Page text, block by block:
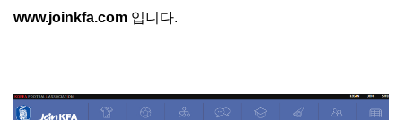
www.joinkfa.com 입니다.